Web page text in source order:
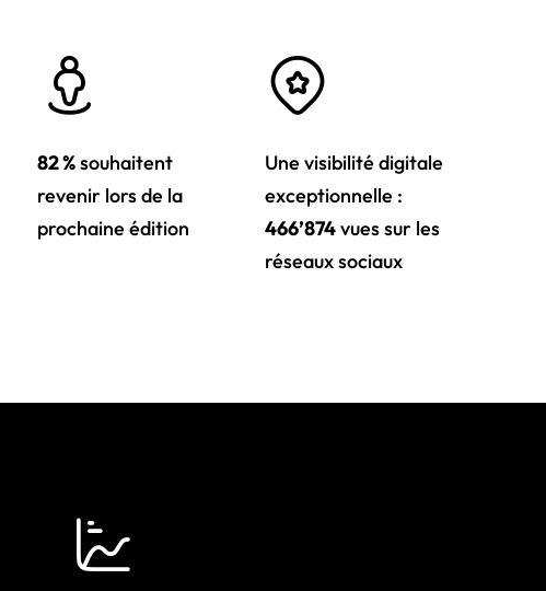
82 %souhaitent
revenir lors de la
prochaine édition
Une visibilité digitale
exceptionnelle :
466’874vues sur les
réseaux sociaux